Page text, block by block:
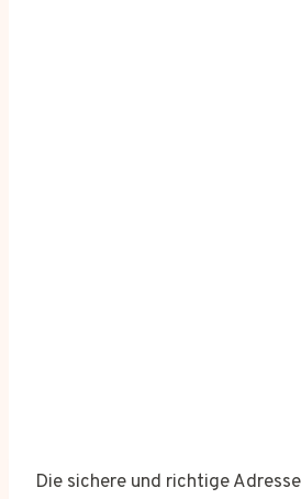
Die sichere und richtige